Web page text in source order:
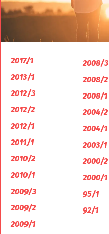
2017/1
2013/1
2012/3
2012/2
2012/1
2011/1
2010/2
2010/1
2009/3
2009/2
2009/1
2008/3
2008/2
2008/1
2004/2
2004/1
2003/1
2000/2
2000/1
95/1
92/1